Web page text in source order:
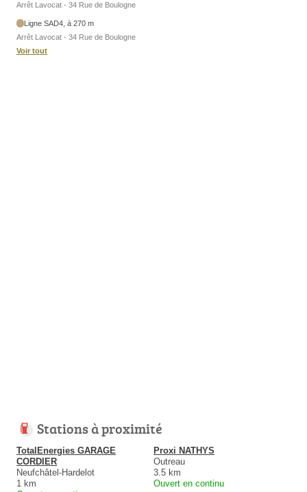
Arrêt Lavocat - 34 Rue de Boulogne
Ligne SAD4, à 270 m
Arrêt Lavocat - 34 Rue de Boulogne
Voir tout
Stations à proximité
TotalEnergies GARAGE
CORDIER
Neufchâtel-Hardelot
1 km
Proxi NATHYS
Outreau
3.5 km
Ouvert en continu